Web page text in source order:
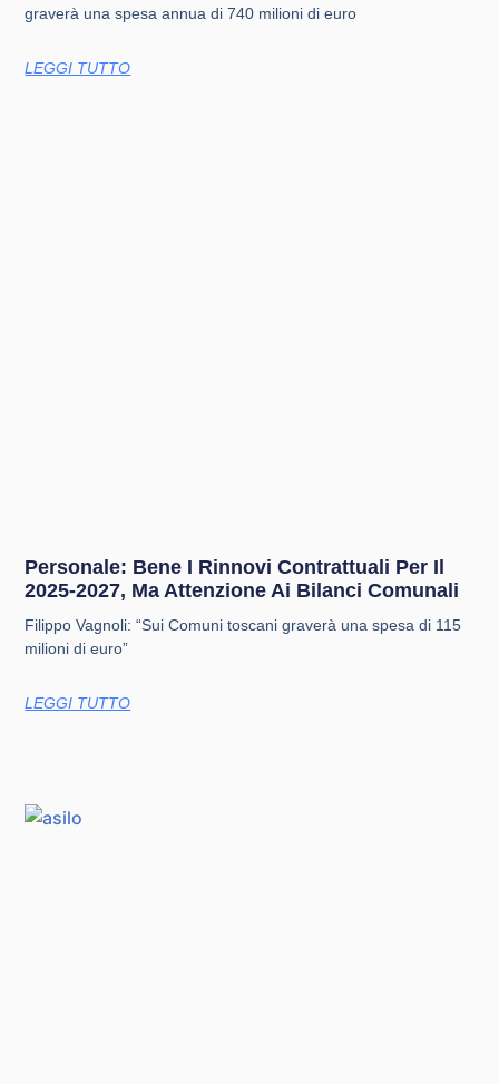
graverà una spesa annua di 740 milioni di euro
LEGGI TUTTO
Personale: Bene I Rinnovi Contrattuali Per Il
2025-2027, Ma Attenzione Ai Bilanci Comunali
Filippo Vagnoli: “Sui Comuni toscani graverà una spesa di 115
milioni di euro”
LEGGI TUTTO